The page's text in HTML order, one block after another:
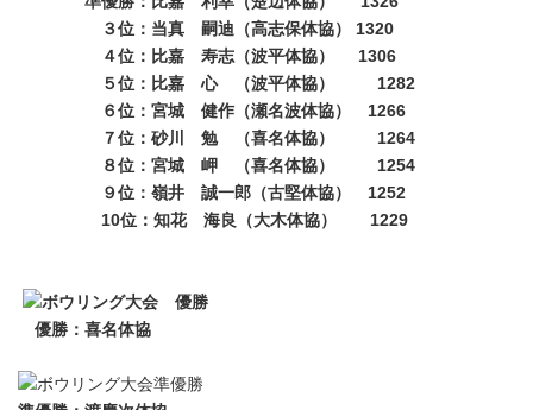
３位：当真 嗣迪（高志保体協） 1320
４位：比嘉 寿志（波平体協） 1306
５位：比嘉 心 （波平体協） 1282
６位：宮城 健作（瀬名波体協） 1266
７位：砂川 勉 （喜名体協） 1264
８位：宮城 岬 （喜名体協） 1254
９位：嶺井 誠一郎（古堅体協） 1252
10位：知花 海良（大木体協） 1229
優勝：喜名体協